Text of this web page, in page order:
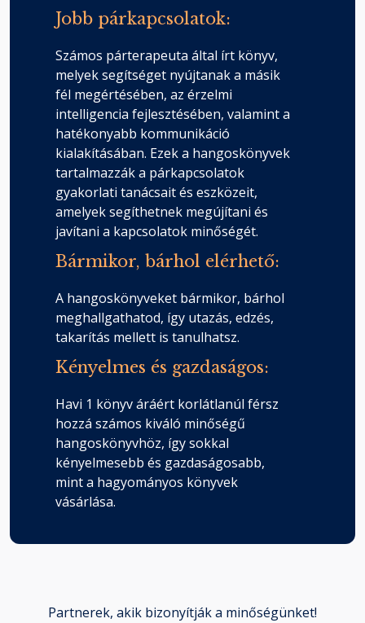
Jobb párkapcsolatok:
Számos párterapeuta által írt könyv,
melyek segítséget nyújtanak a másik
fél megértésében, az érzelmi
intelligencia fejlesztésében, valamint a
hatékonyabb kommunikáció
kialakításában. Ezek a hangoskönyvek
tartalmazzák a párkapcsolatok
gyakorlati tanácsait és eszközeit,
amelyek segíthetnek megújítani és
javítani a kapcsolatok minőségét.
Bármikor, bárhol elérhető:
A hangoskönyveket bármikor, bárhol
meghallgathatod, így utazás, edzés,
takarítás mellett is tanulhatsz.
Kényelmes és gazdaságos:
Havi 1 könyv áráért korlátlanúl férsz
hozzá számos kiváló minőségű
hangoskönyvhöz, így sokkal
kényelmesebb és gazdaságosabb,
mint a hagyományos könyvek
vásárlása.
Partnerek, akik bizonyítják a minőségünket!